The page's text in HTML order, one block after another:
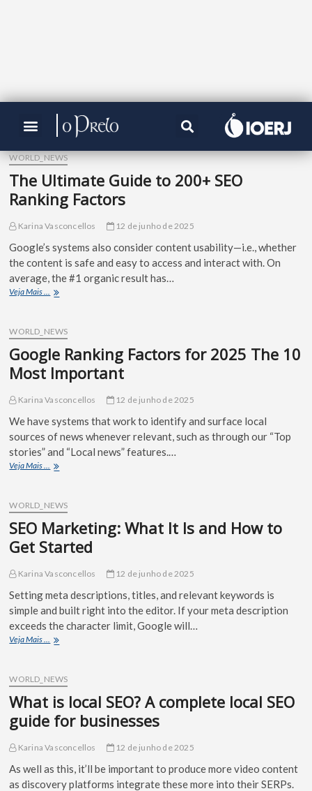
WORLD_NEWS
The Ultimate Guide to 200+ SEO
Ranking Factors
Karina Vasconcellos 12 de junho de 2025
Google’s systems also consider content usability—i.e., whether
the content is safe and easy to access and interact with. On
average, the #1 organic result has…
Veja Mais ...
WORLD_NEWS
Google Ranking Factors for 2025 The 10
Most Important
Karina Vasconcellos 12 de junho de 2025
We have systems that work to identify and surface local
sources of news whenever relevant, such as through our “Top
stories” and “Local news” features.…
Veja Mais ...
WORLD_NEWS
SEO Marketing: What It Is and How to
Get Started
Karina Vasconcellos 12 de junho de 2025
Setting meta descriptions, titles, and relevant keywords is
simple and built right into the editor. If your meta description
exceeds the character limit, Google will…
Veja Mais ...
WORLD_NEWS
What is local SEO? A complete local SEO
guide for businesses
Karina Vasconcellos 12 de junho de 2025
As well as this, it’ll be important to produce more video content
as discovery platforms integrate these more into their SERPs.